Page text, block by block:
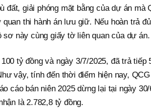
đất, giải phóng mặt bằng của dự án mà
thi hành án lưu giữ. Nếu hoàn trả
sơ này cùng giấy tờ liên quan của dự án.
tỷ đồng và ngày 3/7/2025, đã trả tiếp
vậy, tính đến thời điểm hiện nay,
cáo bán niên 2025 dừng lại tại ngày
là 2.782,8 tỷ đồng.